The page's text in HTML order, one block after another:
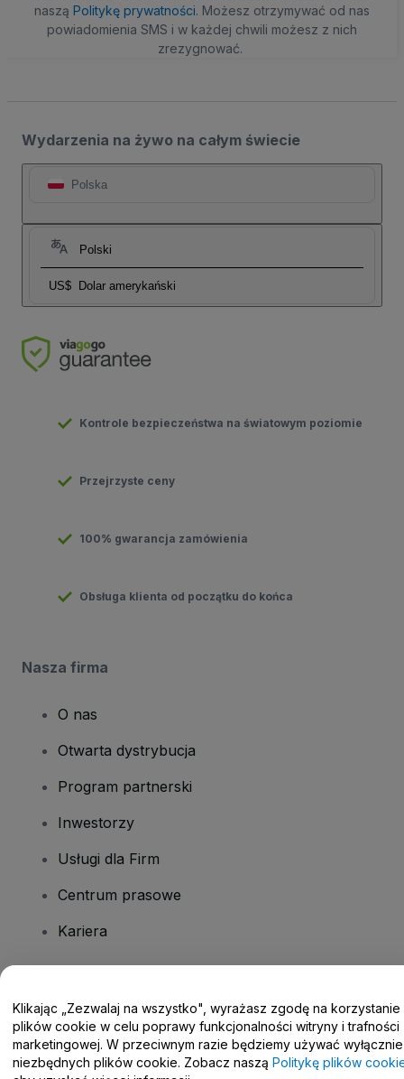
naszą Politykę prywatności. Możesz otrzymywać od nas
powiadomienia SMS i w każdej chwili możesz z nich
zrezygnować.
Wydarzenia na żywo na całym świecie
Polska
Polski
US$ Dolar amerykański
Kontrole bezpieczeństwa na światowym poziomie
Przejrzyste ceny
100% gwarancja zamówienia
Obsługa klienta od początku do końca
Nasza firma
O nas
Otwarta dystrybucja
Program partnerski
Inwestorzy
Usługi dla Firm
Centrum prasowe
Kariera
Centrum pomocy / Skontaktuj się z nami
Klikając „Zezwalaj na wszystko", wyrażasz zgodę na korzystanie
plików cookie w celu poprawy funkcjonalności witryny i trafności
marketingowej. W przeciwnym razie będziemy używać wyłącznie
niezbędnych plików cookie. Zobacz naszą Politykę plików